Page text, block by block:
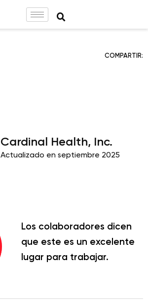
COMPARTIR:
Cardinal Health, Inc.
Actualizado en septiembre 2025
Los colaboradores dicen
que este es un excelente
lugar para trabajar.